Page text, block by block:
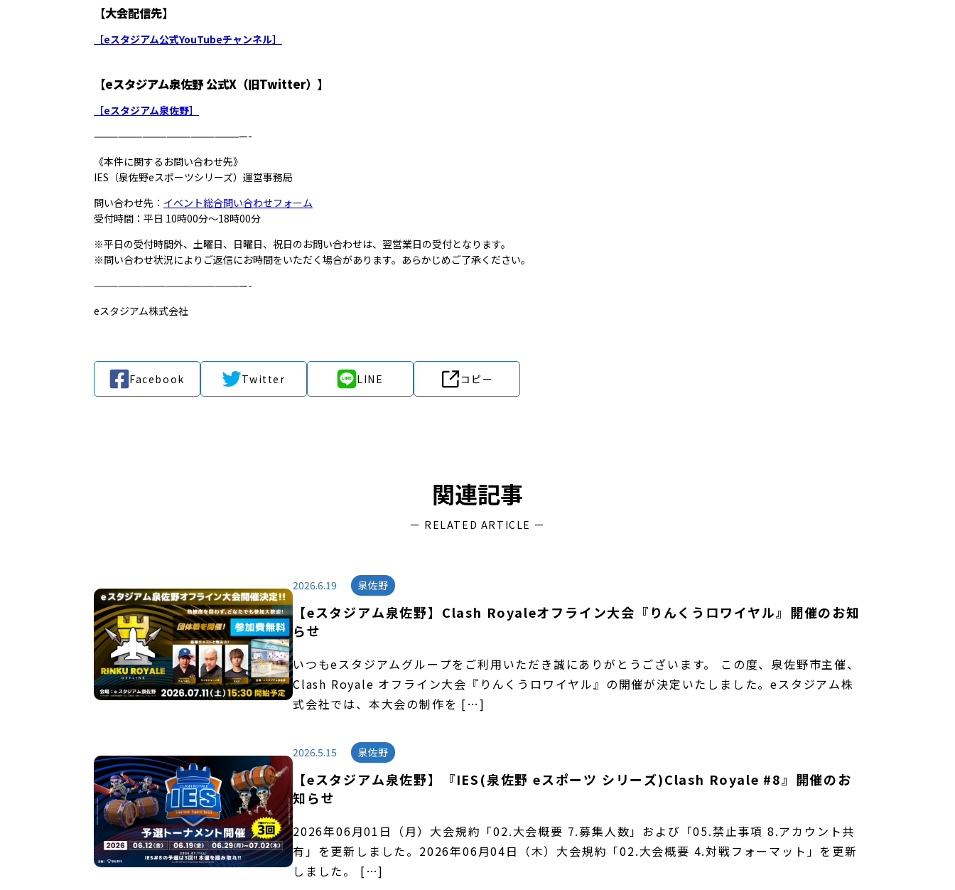
【大会配信先】
［eスタジアム公式YouTubeチャンネル］
【eスタジアム泉佐野 公式X（旧Twitter） 】
［eスタジアム泉佐野］
———————————————————-
《本件に関するお問い合わせ先》
IES（泉佐野eスポーツシリーズ）運営事務局
問い合わせ先： イベント総合問い合わせフォーム
受付時間：平日 10時00分～18時00分
※平日の受付時間外、土曜日、日曜日、祝日のお問い合わせは、翌営業日の受付となります。
※問い合わせ状況によりご返信にお時間をいただく場合があります。あらかじめご了承ください。
———————————————————-
eスタジアム株式会社
Facebook Twitter LINE コピー
関連記事
ー RELATED ARTICLE ー
2026.6.19 泉佐野
【eスタジアム泉佐野】Clash Royaleオフライン大会『りんくうロワイヤル』開催のお知
らせ
いつもeスタジアムグループをご利用いただき誠にありがとうございます。 この度、泉佐野市主催、
Clash Royale オフライン大会『りんくうロワイヤル』の開催が決定いたしました。eスタジアム株
式会社では、本大会の制作を […]
2026.5.15 泉佐野
【eスタジアム泉佐野】『IES(泉佐野 eスポーツ シリーズ)Clash Royale #8』開催のお
知らせ
2026年06月01日（月）大会規約「02.大会概要 7.募集人数」および「05.禁止事項 8.アカウント共
有」を更新しました。2026年06月04日（木）大会規約「02.大会概要 4.対戦フォーマット」を更新
しました。 […]